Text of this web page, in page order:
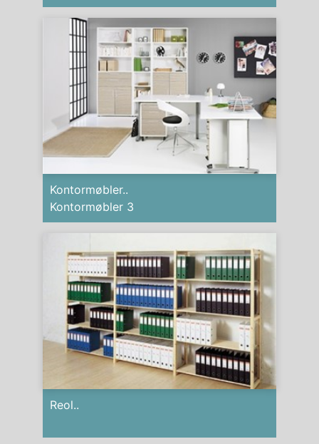
Kontormøbler..
Kontormøbler 3
Reol..